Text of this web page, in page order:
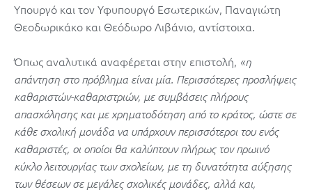
Υπουργό και τον Υφυπουργό Εσωτερικών, Παναγιώτη
Θεοδωρικάκο και Θεόδωρο Λιβάνιο, αντίστοιχα.
Όπως αναλυτικά αναφέρεται στην επιστολή, «η
απάντηση στο πρόβλημα είναι μία. Περισσότερες προσλήψεις
καθαριστών-καθαριστριών, με συμβάσεις πλήρους
απασχόλησης και με χρηματοδότηση από το κράτος, ώστε σε
κάθε σχολική μονάδα να υπάρχουν περισσότεροι του ενός
καθαριστές, οι οποίοι θα καλύπτουν πλήρως τον πρωινό
κύκλο λειτουργίας των σχολείων, με τη δυνατότητα αύξησης
των θέσεων σε μεγάλες σχολικές μονάδες, αλλά και,